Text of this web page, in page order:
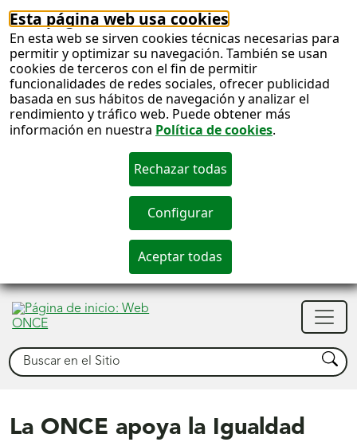
Esta página web usa cookies
En esta web se sirven cookies técnicas necesarias para
permitir y optimizar su navegación. También se usan
cookies de terceros con el fin de permitir
funcionalidades de redes sociales, ofrecer publicidad
basada en sus hábitos de navegación y analizar el
rendimiento y tráfico web. Puede obtener más
información en nuestra Política de cookies.
Buscar Buscar
La ONCE apoya la Igualdad